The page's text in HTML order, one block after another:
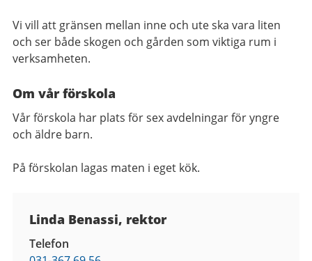
Vi vill att gränsen mellan inne och ute ska vara liten
och ser både skogen och gården som viktiga rum i
verksamheten.
Om vår förskola
Vår förskola har plats för sex avdelningar för yngre
och äldre barn.
På förskolan lagas maten i eget kök.
Linda Benassi, rektor
Telefon